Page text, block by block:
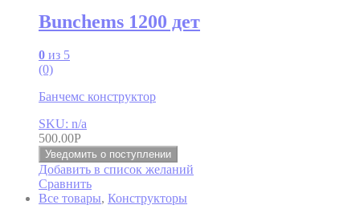
Bunchems 1200 дет
0 из 5
(0)
Банчемс конструктор
SKU: n/a
500.00Р
Уведомить о поступлении
Добавить в список желаний
Сравнить
Все товары, Конструкторы